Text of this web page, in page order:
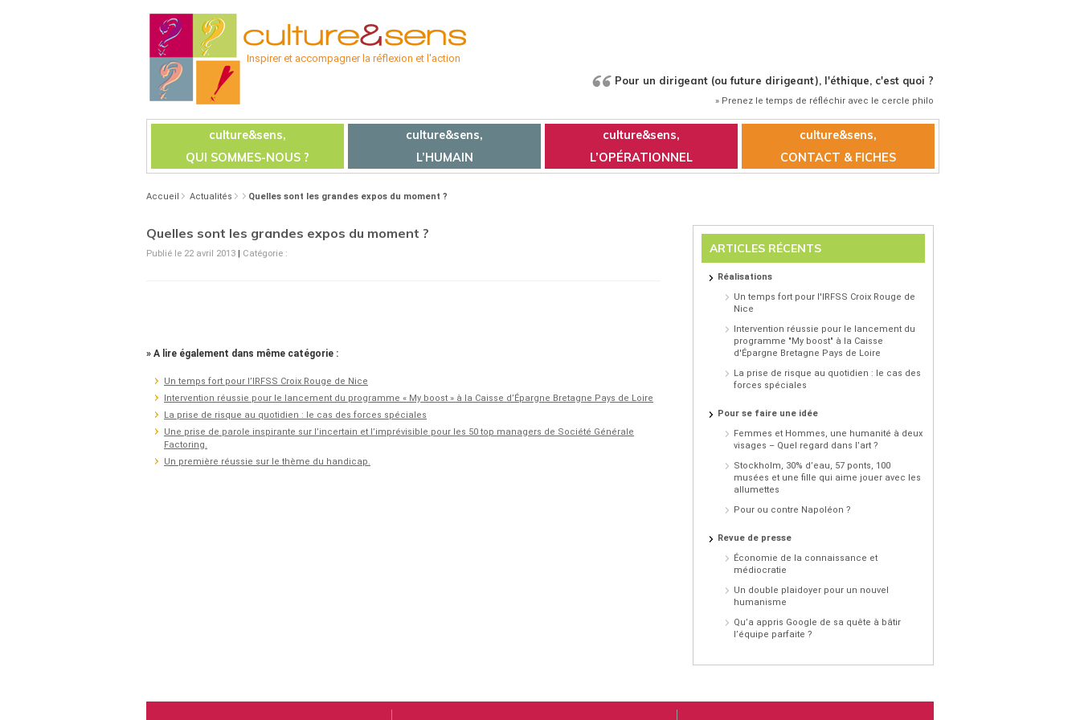
Inspirer et accompagner la réflexion et l'action
Pour un dirigeant (ou future dirigeant), l'éthique, c'est quoi ?
» Prenez le temps de réfléchir avec le cercle philo
culture&sens,
QUI SOMMES-NOUS ?
culture&sens,
L’HUMAIN
culture&sens,
L’OPÉRATIONNEL
culture&sens,
CONTACT & FICHES
Accueil Actualités Quelles sont les grandes expos du moment ?
Quelles sont les grandes expos du moment ?
Publié le 22 avril 2013 | Catégorie :
» A lire également dans même catégorie :
Un temps fort pour l’IRFSS Croix Rouge de Nice
Intervention réussie pour le lancement du programme « My boost » à la Caisse d’Épargne Bretagne Pays de Loire
La prise de risque au quotidien : le cas des forces spéciales
Une prise de parole inspirante sur l’incertain et l’imprévisible pour les 50 top managers de Société Générale
Factoring.
Un première réussie sur le thème du handicap.
ARTICLES RÉCENTS
Réalisations
Un temps fort pour l'IRFSS Croix Rouge de
Nice
Intervention réussie pour le lancement du
programme "My boost" à la Caisse
d'Épargne Bretagne Pays de Loire
La prise de risque au quotidien : le cas des
forces spéciales
Pour se faire une idée
Femmes et Hommes, une humanité à deux
visages – Quel regard dans l’art ?
Stockholm, 30% d’eau, 57 ponts, 100
musées et une fille qui aime jouer avec les
allumettes
Pour ou contre Napoléon ?
Revue de presse
Économie de la connaissance et
médiocratie
Un double plaidoyer pour un nouvel
humanisme
Qu’a appris Google de sa quête à bâtir
l’équipe parfaite ?